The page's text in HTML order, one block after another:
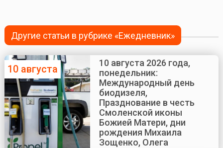
Другие статьи в рубрике «Ежедневник»
10 августа
10 августа 2026 года,
понедельник:
Международный день
биодизеля,
Празднование в честь
Смоленской иконы
Божией Матери, дни
рождения Михаила
Зощенко, Олега